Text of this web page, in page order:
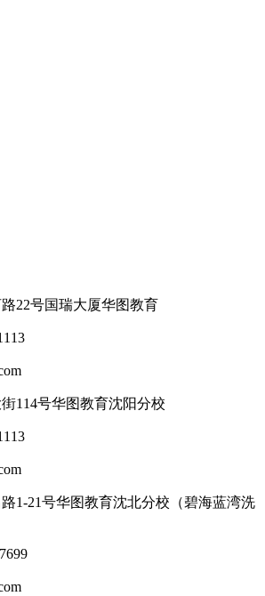
22号国瑞大厦华图教育
114号华图教育沈阳分校
1-21号华图教育沈北分校（碧海蓝湾洗